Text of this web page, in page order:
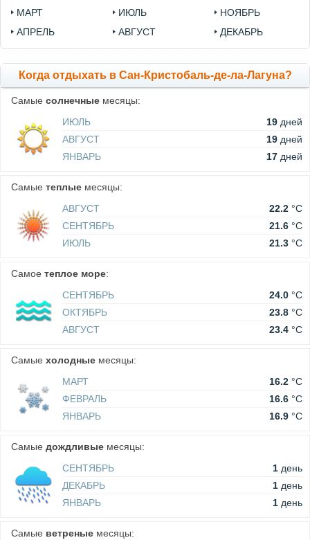
МАРТ
АПРЕЛЬ
ИЮЛЬ
АВГУСТ
НОЯБРЬ
ДЕКАБРЬ
Когда отдыхать в Сан-Кристобаль-де-ла-Лагуна?
Самые солнечные месяцы:
ИЮЛЬ
19 дней
АВГУСТ
19 дней
ЯНВАРЬ
17 дней
Самые теплые месяцы:
АВГУСТ
22.2 °C
СЕНТЯБРЬ
21.6 °C
ИЮЛЬ
21.3 °C
Самое теплое море:
СЕНТЯБРЬ
24.0 °C
ОКТЯБРЬ
23.8 °C
АВГУСТ
23.4 °C
Самые холодные месяцы:
МАРТ
16.2 °C
ФЕВРАЛЬ
16.6 °C
ЯНВАРЬ
16.9 °C
Самые дождливые месяцы:
СЕНТЯБРЬ
1 день
ДЕКАБРЬ
1 день
ЯНВАРЬ
1 день
Самые ветреные месяцы: